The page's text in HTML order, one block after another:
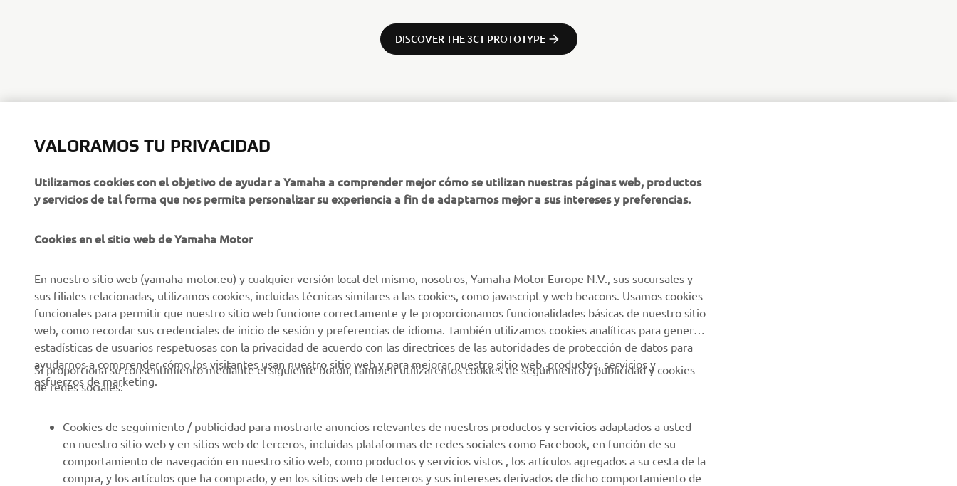
DISCOVER THE 3CT PROTOTYPE
Sobre nosotros
Eventos
Catálogos
Conviértase en
Política de derechos
humanos
Política Básica de
NEO's Delivery
Golf / Buggys B2B
Equipos de Intervención
Autoescuelas
Robotics
Portal de Información
técnica para reparadores
independientes
MyYamaha
Yamaha Motor Global
Atención al Cliente
Localizador de
Concesionarios
Gestión de Baterías
Sé el primero en enterarte de las últimas ofertas, eventos
Lea nuestra Política de Privacidad para saber cómo procesamos
sus datos personales:
VALORAMOS TU PRIVACIDAD
Utilizamos cookies con el objetivo de ayudar a Yamaha a comprender mejor cómo se utilizan nuestras páginas web, productos
y servicios de tal forma que nos permita personalizar su experiencia a fin de adaptarnos mejor a sus intereses y preferencias.
Cookies en el sitio web de Yamaha Motor
En nuestro sitio web (yamaha-motor.eu) y cualquier versión local del mismo, nosotros, Yamaha Motor Europe N.V., sus sucursales y
sus filiales relacionadas, utilizamos cookies, incluidas técnicas similares a las cookies, como javascript y web beacons. Usamos cookies
funcionales para permitir que nuestro sitio web funcione correctamente y le proporcionamos funcionalidades básicas de nuestro sitio
web, como recordar sus credenciales de inicio de sesión y preferencias de idioma. También utilizamos cookies analíticas para generar
estadísticas de usuarios respetuosas con la privacidad de acuerdo con las directrices de las autoridades de protección de datos para
ayudarnos a comprender cómo los visitantes usan nuestro sitio web y para mejorar nuestro sitio web, productos, servicios y
esfuerzos de marketing.
Si proporciona su consentimiento mediante el siguiente botón, también utilizaremos cookies de seguimiento / publicidad y cookies
de redes sociales:
Cookies de seguimiento / publicidad para mostrarle anuncios relevantes de nuestros productos y servicios adaptados a usted
en nuestro sitio web y en sitios web de terceros, incluidas plataformas de redes sociales como Facebook, en función de su
comportamiento de navegación en nuestro sitio web, como productos y servicios vistos , los artículos agregados a su cesta de la
compra, y los artículos que ha comprado, y en los sitios web de terceros y sus intereses derivados de dicho comportamiento de